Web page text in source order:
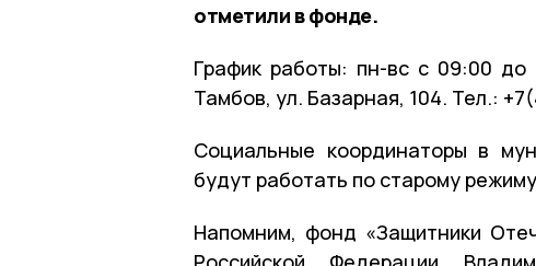
отметили в фонде.
График работы: пн-вс с 09:00
Тамбов, ул. Базарная, 104. Тел.:
Социальные координаторы в
будут работать по старому
Напомним, фонд «Защитники